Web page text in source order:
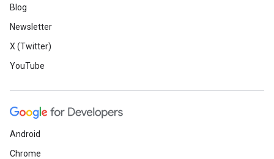
Blog
Newsletter
X (Twitter)
YouTube
Android
Chrome